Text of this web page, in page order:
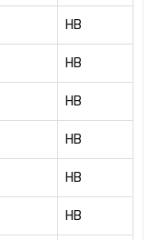
HB
HB
HB
HB
HB
HB